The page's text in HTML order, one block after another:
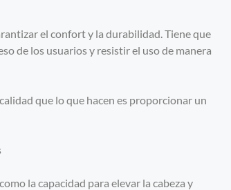
el confort y la durabilidad. Tiene que
de los usuarios y resistir el uso de manera
que lo que hacen es proporcionar un
la capacidad para elevar la cabeza y